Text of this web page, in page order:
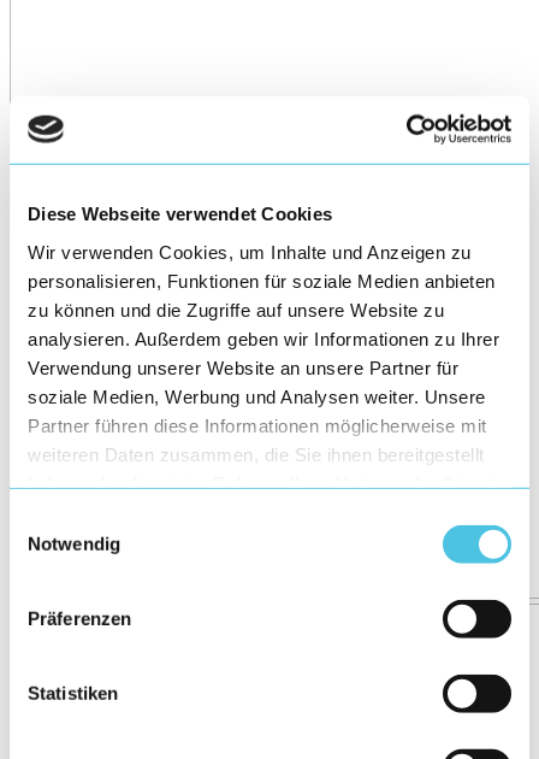
Diese Webseite verwendet Cookies
Wir verwenden Cookies, um Inhalte und Anzeigen zu
personalisieren, Funktionen für soziale Medien anbieten
zu können und die Zugriffe auf unsere Website zu
analysieren. Außerdem geben wir Informationen zu Ihrer
Verwendung unserer Website an unsere Partner für
soziale Medien, Werbung und Analysen weiter. Unsere
Partner führen diese Informationen möglicherweise mit
weiteren Daten zusammen, die Sie ihnen bereitgestellt
Notwendig
Präferenzen
Statistiken